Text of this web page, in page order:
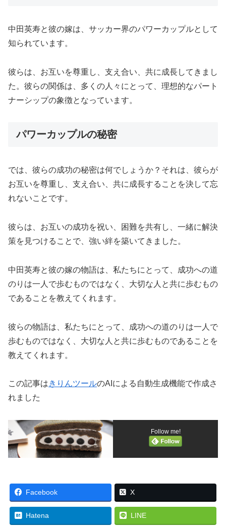
中田英寿と彼の嫁は、サッカー界のパワーカップルとして
知られています。
彼らは、お互いを尊重し、支え合い、共に成長してきまし
た。彼らの関係は、多くの人々にとって、理想的なパート
ナーシップの象徴となっています。
パワーカップルの秘密
では、彼らの成功の秘密は何でしょうか？それは、彼らが
お互いを尊重し、支え合い、共に成長することを決して忘
れないことです。
彼らは、お互いの成功を祝い、困難を共有し、一緒に解決
策を見つけることで、強い絆を築いてきました。
中田英寿と彼の嫁の物語は、私たちにとって、成功への道
のりは一人で歩むものではなく、大切な人と共に歩むもの
であることを教えてくれます。
彼らの物語は、私たちにとって、成功への道のりは一人で
歩むものではなく、大切な人と共に歩むものであることを
教えてくれます。
この記事はきりんツールのAIによる自動生成機能で作成さ
れました
Follow me!
Facebook X
Hatena LINE